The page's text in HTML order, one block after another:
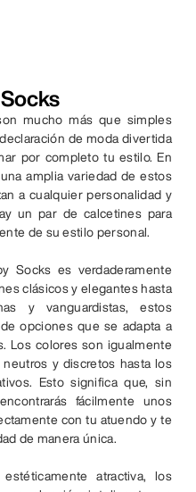
mucho más que simples
de moda divertida
por completo tu estilo. En
amplia variedad de estos
a cualquier personalidad y
un par de calcetines para
de su estilo personal.
Socks es verdaderamente
clásicos y elegantes hasta
y vanguardistas, estos
opciones que se adapta a
Los colores son igualmente
y discretos hasta los
Esto significa que, sin
fácilmente unos
con tu atuendo y te
de manera única.
atractiva, los